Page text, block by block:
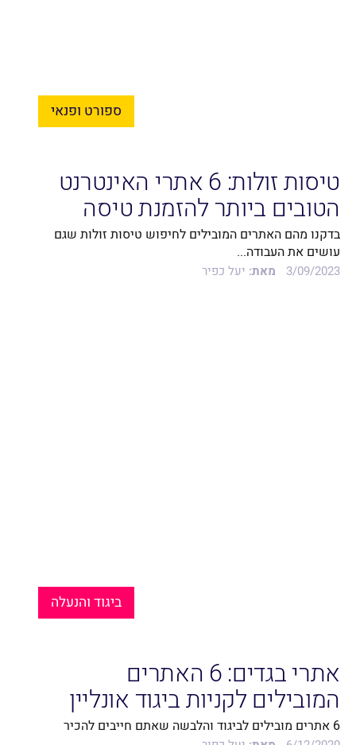
ספורט ופנאי
טיסות זולות: 6 אתרי האינטרנט
הטובים ביותר להזמנת טיסה
בדקנו מהם האתרים המובילים לחיפוש טיסות זולות שגם
עושים את העבודה...
3/09/2023 מאת: יעל כפיר
ביגוד והנעלה
אתרי בגדים: 6 האתרים
המובילים לקניות ביגוד אונליין
6 אתרים מובילים לביגוד והלבשה שאתם חייבים להכיר